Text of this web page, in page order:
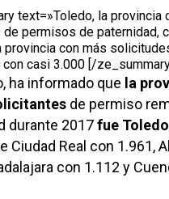
text=»Toledo, la provincia
permisos de paternidad,
provincia con más
con casi 3.000 [/
ha informado que la
de permiso
durante 2017fue Toledo
Ciudad Real con 1.961,
con 1.112 y